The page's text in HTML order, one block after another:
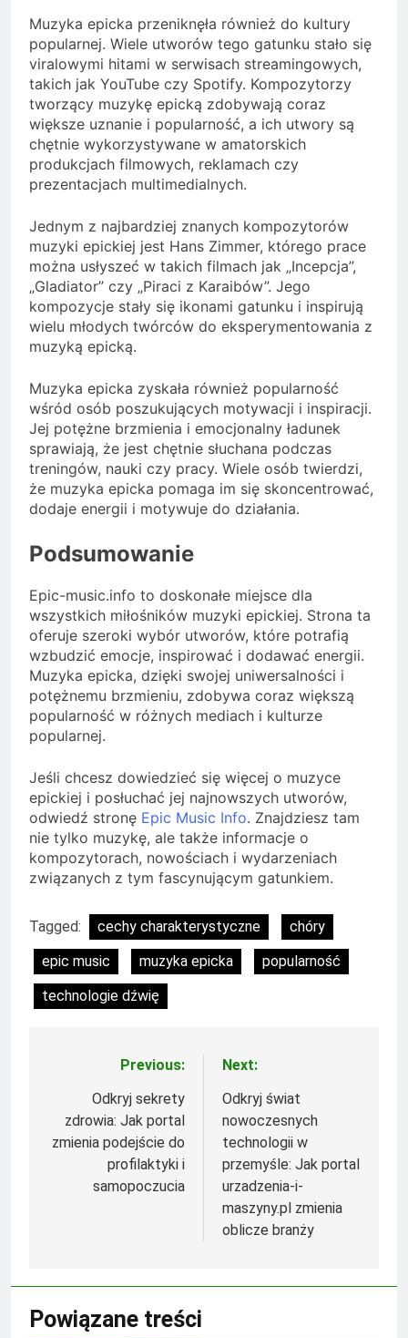
Muzyka epicka przeniknęła również do kultury
popularnej. Wiele utworów tego gatunku stało się
viralowymi hitami w serwisach streamingowych,
takich jak YouTube czy Spotify. Kompozytorzy
tworzący muzykę epicką zdobywają coraz
większe uznanie i popularność, a ich utwory są
chętnie wykorzystywane w amatorskich
produkcjach filmowych, reklamach czy
prezentacjach multimedialnych.
Jednym z najbardziej znanych kompozytorów
muzyki epickiej jest Hans Zimmer, którego prace
można usłyszeć w takich filmach jak „Incepcja”,
„Gladiator” czy „Piraci z Karaibów”. Jego
kompozycje stały się ikonami gatunku i inspirują
wielu młodych twórców do eksperymentowania z
muzyką epicką.
Muzyka epicka zyskała również popularność
wśród osób poszukujących motywacji i inspiracji.
Jej potężne brzmienia i emocjonalny ładunek
sprawiają, że jest chętnie słuchana podczas
treningów, nauki czy pracy. Wiele osób twierdzi,
że muzyka epicka pomaga im się skoncentrować,
dodaje energii i motywuje do działania.
Podsumowanie
Epic-music.info to doskonałe miejsce dla
wszystkich miłośników muzyki epickiej. Strona ta
oferuje szeroki wybór utworów, które potrafią
wzbudzić emocje, inspirować i dodawać energii.
Muzyka epicka, dzięki swojej uniwersalności i
potężnemu brzmieniu, zdobywa coraz większą
popularność w różnych mediach i kulturze
popularnej.
Jeśli chcesz dowiedzieć się więcej o muzyce
epickiej i posłuchać jej najnowszych utworów,
odwiedź stronę Epic Music Info. Znajdziesz tam
nie tylko muzykę, ale także informacje o
kompozytorach, nowościach i wydarzeniach
związanych z tym fascynującym gatunkiem.
Tagged: cechy charakterystyczne
chóry
epic music
muzyka epicka
popularność
technologie dźwię
Nawigacja
wpisu
Previous:
Odkryj sekrety
zdrowia: Jak portal
zmienia podejście do
profilaktyki i
samopoczucia
Next:
Odkryj świat
nowoczesnych
technologii w
przemyśle: Jak portal
urzadzenia-i-
maszyny.pl zmienia
oblicze branży
Powiązane treści